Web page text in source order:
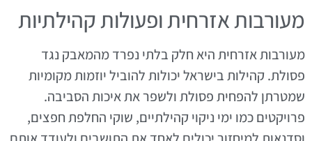
מעורבות אזרחית ופעולות קהילתיות
מעורבות אזרחית היא חלק בלתי נפרד מהמאבק נגד
פסולת. קהילות בישראל יכולות להוביל יוזמות מקומיות
שמטרתן להפחית פסולת ולשפר את איכות הסביבה.
פרויקטים כמו ימי ניקוי קהילתיים, שוקי החלפת חפצים,